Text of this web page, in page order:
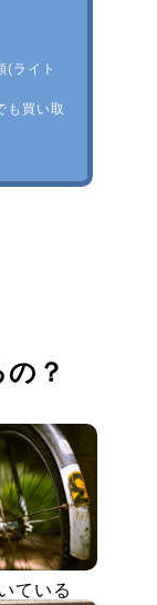
(ライト
も買い取
？
ている